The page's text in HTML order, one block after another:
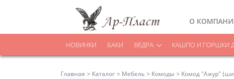
О
НОВИНКИ БАКИ ВЁДРА КАШПО И ГОРШКИ
Главная Каталог Мебель Комоды Комод "Ажур"